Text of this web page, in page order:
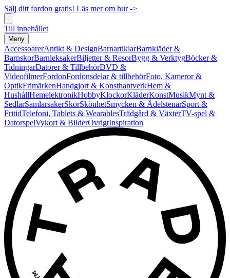
Sälj ditt fordon gratis! Läs mer om hur ->
Till innehållet
Meny
AccessoarerAntikt & DesignBarnartiklarBarnkläder &
BarnskorBarnleksakerBiljetter & ResorBygg & VerktygBöcker &
TidningarDatorer & TillbehörDVD &
VideofilmerFordonFordonsdelar & tillbehörFoto, Kameror &
OptikFrimärkenHandgjort & KonsthantverkHem &
HushållHemelektronikHobbyKlockorKläderKonstMusikMynt &
SedlarSamlarsakerSkorSkönhetSmycken & ÄdelstenarSport &
FritidTelefoni, Tablets & WearablesTrädgård & VäxterTV-spel &
DatorspelVykort & BilderÖvrigtInspiration